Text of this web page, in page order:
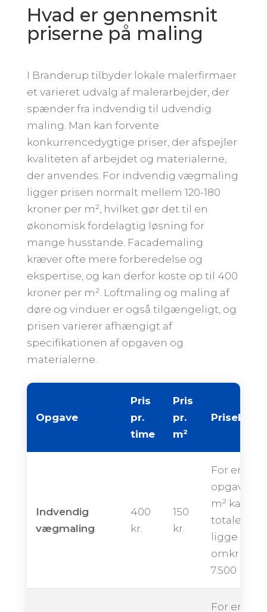
Hvad er gennemsnit
priserne på maling
I Branderup tilbyder lokale malerfirmaer
et varieret udvalg af malerarbejder, der
spænder fra indvendig til udvendig
maling. Man kan forvente
konkurrencedygtige priser, der afspejler
kvaliteten af arbejdet og materialerne,
der anvendes. For indvendig vægmaling
ligger prisen normalt mellem 120-180
kroner per m², hvilket gør det til en
økonomisk fordelagtig løsning for
mange husstande. Facademaling
kræver ofte mere forberedelse og
ekspertise, og kan derfor koste op til 400
kroner per m². Loftmaling og maling af
døre og vinduer er også tilgængeligt, og
prisen varierer afhængigt af
specifikationen af opgaven og
materialerne.
Opgave
Pris
pr.
time
Pris
pr.
m²
Indvendig
vægmaling
400
kr.
150
kr.
For en
opgave på
m² kan
totale pris
ligge
omkring
7.500
For en